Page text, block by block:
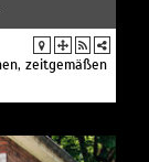
zeitgemäßen